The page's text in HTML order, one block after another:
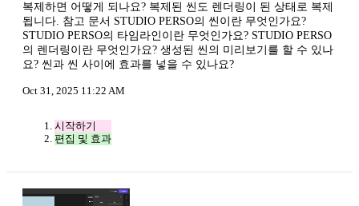
복제하면 어떻게 되나요? 복제된 씬도 렌더링이 된 상태로 복제
됩니다. 참고 문서 STUDIO PERSO의 씬이란 무엇인가요?
STUDIO PERSO의 타임라인이란 무엇인가요? STUDIO PERSO
의 렌더링이란 무엇인가요? 생성된 씬의 미리보기를 할 수 있나
요? 씬과 씬 사이에 효과를 넣을 수 있나요?
Oct 31, 2025 11:22 AM
시작하기
편집 및 효과